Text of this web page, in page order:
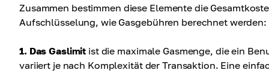
Zusammen bestimmen diese Elemente die
Aufschlüsselung, wie Gasgebühren berechnet werden:
1. Das Gaslimit ist die maximale Gasmenge, die ein
variiert je nach Komplexität der Transaktion. Eine